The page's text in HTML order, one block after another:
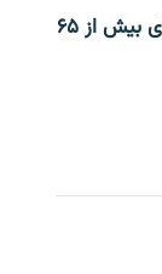
حکومت طالبان، از توزیع زمین‌های رهایشی برای بیش از ۶۵